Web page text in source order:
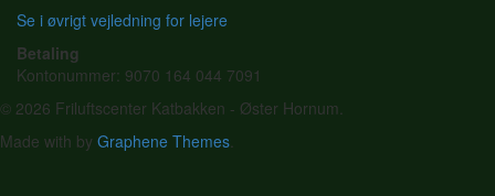
Se i øvrigt vejledning for lejere
Betaling
Kontonummer: 9070 164 044 7091
© 2026 Friluftscenter Katbakken - Øster Hornum.
Made with by Graphene Themes.